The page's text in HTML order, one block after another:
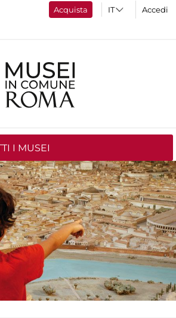
Acquista Accedi
I MUSEI